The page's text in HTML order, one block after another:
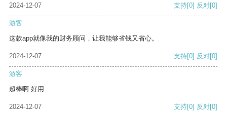
2024-12-07 支持[0] 反对[0]
游客
这款app就像我的财务顾问，让我能够省钱又省心。
2024-12-07 支持[0] 反对[0]
游客
超棒啊 好用
2024-12-07 支持[0] 反对[0]